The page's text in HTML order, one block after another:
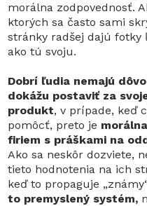
morálna zodpovednosť.
ktorých sa často sami
stránky radšej dajú
ako tú svoju.
Dobrí ľudia nemajú
dokážu postaviť za
produkt, v prípade, keď
pomôcť, preto je
firiem s práškami na
Ako sa neskôr dozviete,
tieto hodnotenia na ich
keď to propaguje
to premyslený systém,